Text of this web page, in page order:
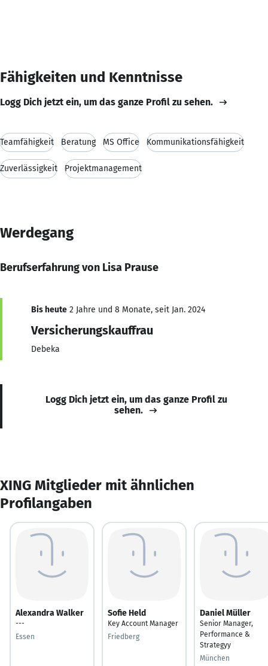
Fähigkeiten und Kenntnisse
Logg Dich jetzt ein, um das ganze Profil zu sehen.
Teamfähigkeit Beratung MS Office Kommunikationsfähigkeit
Zuverlässigkeit Projektmanagement
Werdegang
Berufserfahrung von Lisa Prause
Bis heute 2 Jahre und 8 Monate, seit Jan. 2024
Versicherungskauffrau
Debeka
Logg Dich jetzt ein, um das ganze Profil zu
sehen.
XING Mitglieder mit ähnlichen
Profilangaben
Alexandra Walker
---
Essen
Sofie Held
Key Account Manager
Friedberg
Daniel Müller
Senior Manager,
Performance &
Strategyy
München